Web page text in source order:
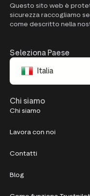
Questo sito web è
sicurezza raccogliamo
come descritto nella
Seleziona Paese
Italia
Chi siamo
Chi siamo
Lavora con noi
Contatti
Blog